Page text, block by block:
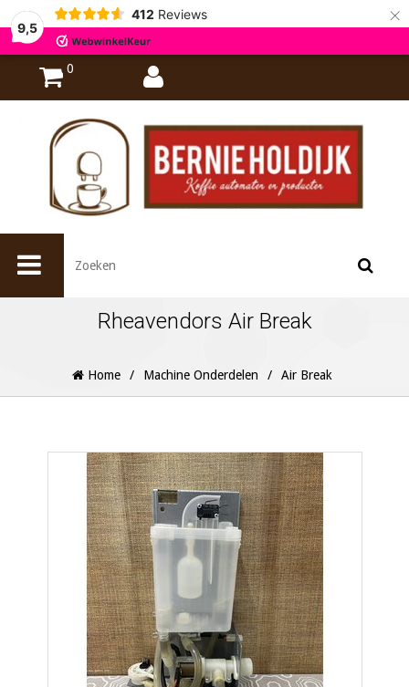
9,5
412 Reviews ×
0
Rheavendors Air Break
Home / Machine Onderdelen / Air Break